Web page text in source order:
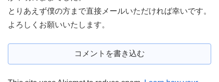
とりあえず僕の方まで直接メールいただければ幸いです。
よろしくお願いいたします。
コメントを書き込む